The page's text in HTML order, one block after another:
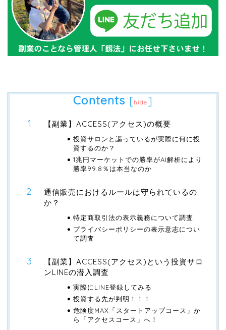
Contents [hide ]
【副業】ACCESS(アクセス)の概要
投資サロンと謳っているが実際に何に投
資するのか？
1兆円マーケットでの勝率がAI解析により
勝率99.8％は本当なのか
通信販売におけるルールは守られているの
か？
特定商取引法の表示義務について調査
プライバシーポリシーの表示意志につい
て調査
【副業】ACCESS(アクセス)という投資サロ
ンLINEの潜入調査
実際にLINE登録してみる
投資する先が判明！！！
危険度MAX「スタートアップコース」か
ら「アクセスコース」へ！